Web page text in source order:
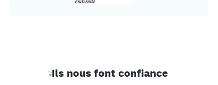
Ils nous font confiance